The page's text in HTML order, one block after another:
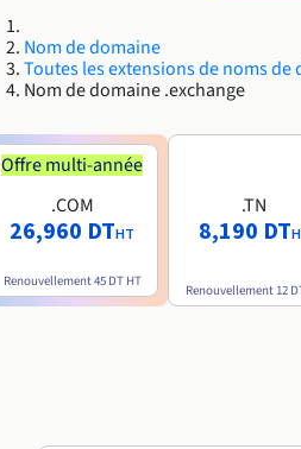
Nom de domaine
Toutes les extensions de noms de
Nom de domaine .exchange
Offre multi-année
.COM
26,960 DTHT
Renouvellement45 DT HT
.TN
8,190 DT
Renouvellement 12